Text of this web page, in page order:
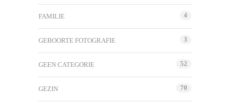
FAMILIE 4
GEBOORTE FOTOGRAFIE 3
GEEN CATEGORIE 52
GEZIN 70